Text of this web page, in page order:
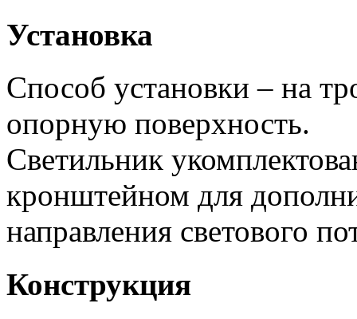
Установка
Способ установки – на
опорную поверхность.
Светильник
кронштейном для
направления светового
Конструкция